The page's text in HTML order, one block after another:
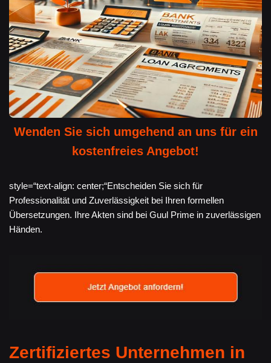
Wenden Sie sich umgehend an uns für ein
kostenfreies Angebot!
style=“text-align: center;“Entscheiden Sie sich für
Professionalität und Zuverlässigkeit bei Ihren formellen
Übersetzungen. Ihre Akten sind bei Guul Prime in zuverlässigen
Händen.
Zertifiziertes Unternehmen in